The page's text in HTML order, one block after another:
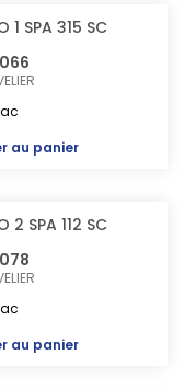
1 SPA 315 SC
au panier
2 SPA 112 SC
au panier